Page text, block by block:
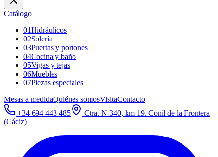
Catálogo
01Hidráulicos
02Solería
03Puertas y portones
04Cocina y baño
05Vigas y tejas
06Muebles
07Piezas especiales
Mesas a medidaQuiénes somosVisitaContacto
+34 694 443 485
Ctra. N-340, km 19. Conil de la Frontera
(Cádiz)